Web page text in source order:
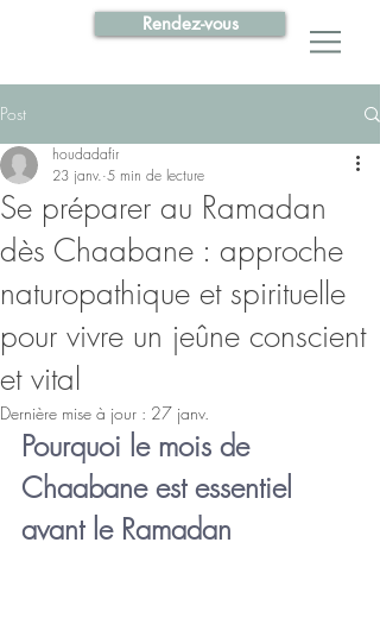
Rendez-vous
Post
Se préparer au Ramadan
dès Chaabane : approche
naturopathique et spirituelle
pour vivre un jeûne conscient
et vital
houdadafir
23 janv. 5 min de lecture
Dernière mise à jour : 27 janv.
Pourquoi le mois de
Chaabane est essentiel
avant le Ramadan